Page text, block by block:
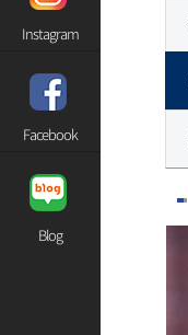
Instagram
Facebook
Blog